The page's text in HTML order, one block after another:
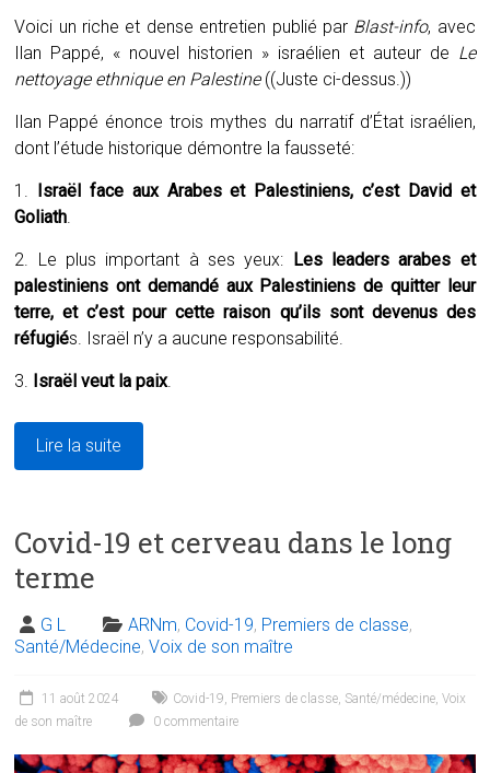
Voici un riche et dense entretien publié par Blast-info, avec
Ilan Pappé, « nouvel historien » israélien et auteur de Le
nettoyage ethnique en Palestine((Juste ci-dessus.))
Ilan Pappé énonce trois mythes du narratif d’État israélien,
dont l’étude historique démontre la fausseté:
1.
Israël face aux Arabes et Palestiniens, c’est David et
Goliath.
2. Le plus important à ses yeux:
Les leaders arabes et
palestiniens ont demandé aux Palestiniens de quitter leur
terre, et c’est pour cette raison qu’ils sont devenus des
réfugiés. Israël n’y a aucune responsabilité.
3. Israël veut la paix.
Lire la suite
Covid-19 et cerveau dans le long
terme
G L ARNm, Covid-19, Premiers de classe,
Santé/Médecine,Voix de son maître
11 août 2024 Covid-19, Premiers de classe, Santé/médecine,Voix
de son maître
0 commentaire